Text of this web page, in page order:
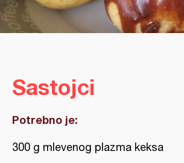
Sastojci
Potrebno je:
300 g mlevenog plazma keksa